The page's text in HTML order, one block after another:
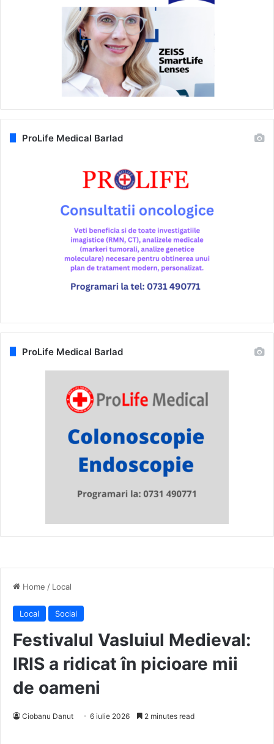
Home / Local
Local Social
Festivalul Vasluiul Medieval:
IRIS a ridicat în picioare mii
de oameni
Ciobanu Danut 6 iulie 2026 2 minutes read
ProLife Medical Barlad
ProLife Medical Barlad